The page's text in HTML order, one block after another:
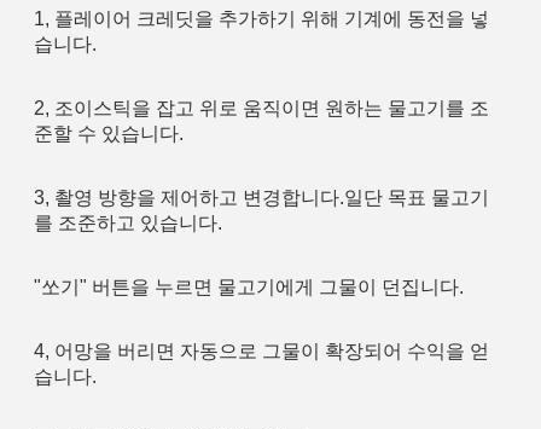
1, 플레이어 크레딧을 추가하기 위해 기계에 동전을 넣
습니다.
2, 조이스틱을 잡고 위로 움직이면 원하는 물고기를 조
준할 수 있습니다.
3, 촬영 방향을 제어하고 변경합니다.일단 목표 물고기
를 조준하고 있습니다.
"쏘기" 버튼을 누르면 물고기에게 그물이 던집니다.
4, 어망을 버리면 자동으로 그물이 확장되어 수익을 얻
습니다.